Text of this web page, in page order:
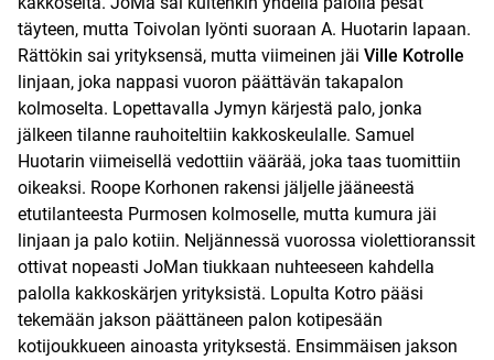
täyteen, mutta Toivolan lyönti suoraan A. Huotarin lapaan.
Rättökin sai yrityksensä, mutta viimeinen jäi Ville Kotrolle
linjaan, joka nappasi vuoron päättävän takapalon
kolmoselta. Lopettavalla Jymyn kärjestä palo, jonka
jälkeen tilanne rauhoiteltiin kakkoskeulalle. Samuel
Huotarin viimeisellä vedottiin väärää, joka taas tuomittiin
oikeaksi. Roope Korhonen rakensi jäljelle jääneestä
etutilanteesta Purmosen kolmoselle, mutta kumura jäi
linjaan ja palo kotiin. Neljännessä vuorossa violettioranssit
ottivat nopeasti JoMan tiukkaan nuhteeseen kahdella
palolla kakkoskärjen yrityksistä. Lopulta Kotro pääsi
tekemään jakson päättäneen palon kotipesään
kotijoukkueen ainoasta yrityksestä. Ensimmäisen jakson